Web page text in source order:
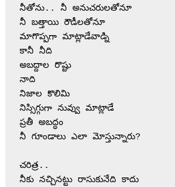
నీతోను.. నీ అనుచరులతోనూ
నీ బత్తాయి రౌడీలతోనూ
మాగొప్పగా మాట్లాడేవాడ్ని
కానీ నీది
అబద్దాల రొష్టు
నాది
నిజాల కొలిమి
నిస్సిగ్గుగా నువ్వు మాట్లాడే
ప్రతీ అబద్ధం
నీ గూండాలు ఎలా మోస్తున్నారు?
చరిత్ర..
నీకు నచ్చినట్టు రాసుకునేది కాదు